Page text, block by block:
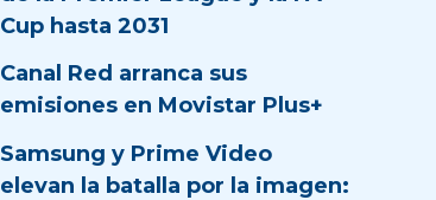
Cup hasta 2031
Canal Red arranca sus
emisiones en Movistar Plus+
Samsung y Prime Video
elevan la batalla por la imagen: